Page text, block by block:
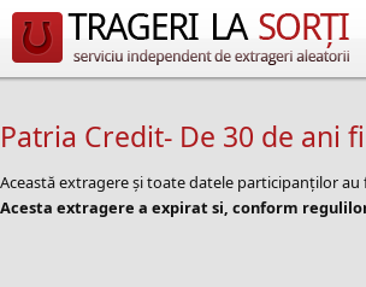
Patria Credit- De 30 de ani
Această extragere și toate datele participanților
Acesta extragere a expirat si, conform